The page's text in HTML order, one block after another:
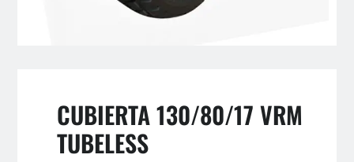
CUBIERTA 130/80/17 VRM
TUBELESS